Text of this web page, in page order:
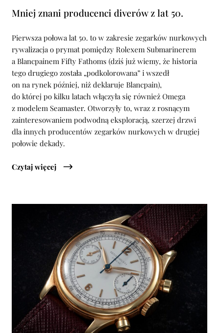
Mniej znani producenci diverów z lat 50.
Pierwsza połowa lat 50. to w zakresie zegarków nurkowych
rywalizacja o prymat pomiędzy Rolexem Submarinerem
a Blancpainem Fifty Fathoms (dziś już wiemy, że historia
tego drugiego została „podkolorowana” i wszedł
on na rynek później, niż deklaruje Blancpain),
do której po kilku latach włączyła się również Omega
z modelem Seamaster. Otworzyły to, wraz z rosnącym
zainteresowaniem podwodną eksploracją, szerzej drzwi
dla innych producentów zegarków nurkowych w drugiej
połowie dekady.
Czytaj więcej